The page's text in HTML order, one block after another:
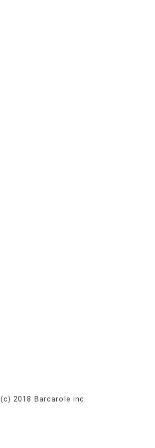
(c) 2018 Barcarole inc.